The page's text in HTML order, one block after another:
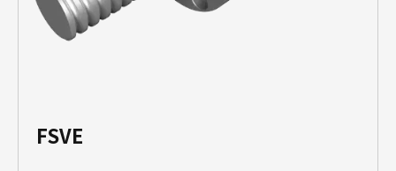
FSVE